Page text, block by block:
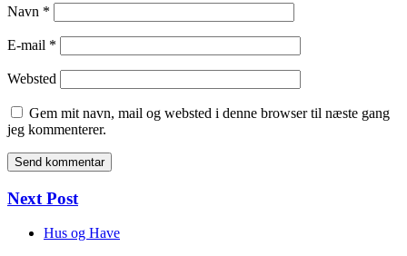
Navn *
E-mail *
Websted
Gem mit navn, mail og websted i denne browser til næste gang
jeg kommenterer.
Next Post
Hus og Have